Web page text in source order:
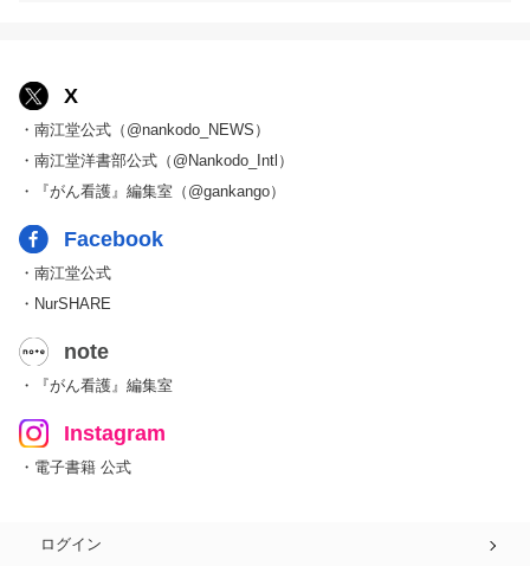
X
・南江堂公式（@nankodo_NEWS）
・南江堂洋書部公式（@Nankodo_Intl）
・『がん看護』編集室（@gankango）
Facebook
・南江堂公式
・NurSHARE
note
・『がん看護』編集室
Instagram
・電子書籍 公式
ログイン